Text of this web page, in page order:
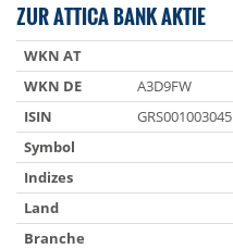
ZUR ATTICA BANK AKTIE
WKN AT
WKN DE
A3D9FW
ISIN
GRS001003045
Symbol
Indizes
Land
Branche